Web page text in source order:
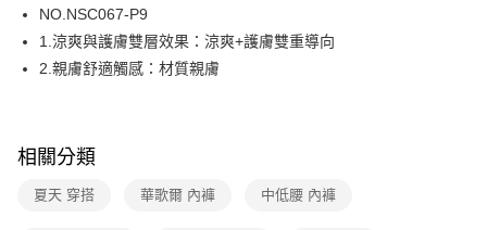
運送方式
全家取貨付款
每筆NT$80，滿NT$1,000(含以上)免運費
每筆NT$80，滿NT$1,000(含以上)免運費
7-11取貨付款
NO.NSC067-P9
1.涼爽與護膚雙層效果：涼爽+護膚雙重導向
2.親膚舒適觸感：材質親膚
相關分類
夏天 穿搭 華歌爾 內褲 中低腰 內褲